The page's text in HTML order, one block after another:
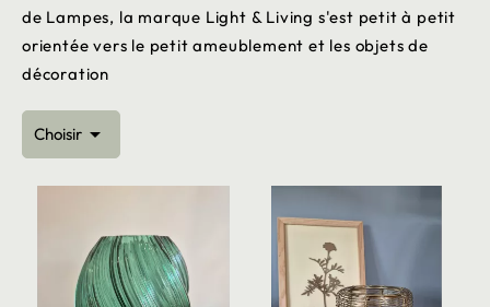
de Lampes, la marque Light & Living s'est petit à petit
orientée vers le petit ameublement et les objets de
décoration
Choisir 